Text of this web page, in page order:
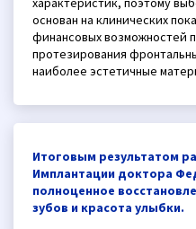
основан на клинических
финансовых возможностей
протезирования
наиболее эстетичные
Итоговым результатом
Имплантации доктора
полноценное
зубов и красота улыбки.